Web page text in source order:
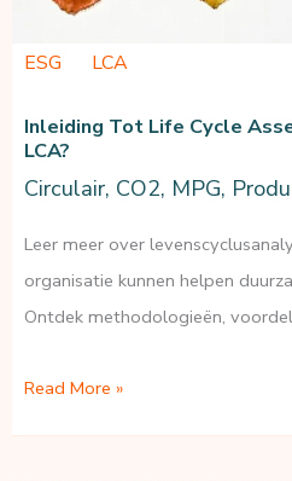
ESG LCA
Inleiding Tot Life Cycle
LCA?
Circulair, CO2, MPG,
Leer meer over
organisatie kunnen helpen
Ontdek methodologieën,
Inleiding
Read More »